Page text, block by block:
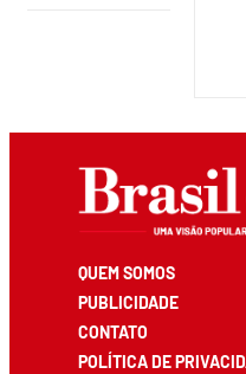
QUEM SOMOS
PUBLICIDADE
CONTATO
POLÍTICA DE